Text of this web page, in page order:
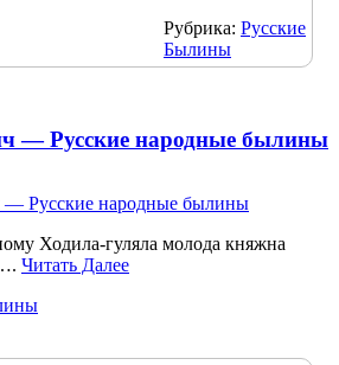
Рубрика: Русские
Былины
— Русские народные былины
Ходила-гуляла молода княжна
Читать Далее